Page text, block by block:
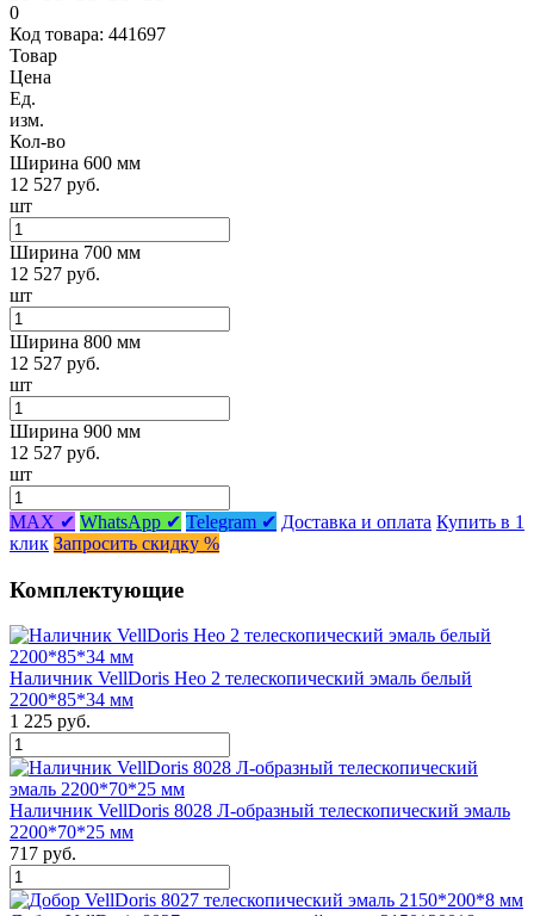
0
Код товара: 441697
Товар
Цена
Ед.
изм.
Кол-во
Ширина 600 мм
12 527 руб.
шт
Ширина 700 мм
12 527 руб.
шт
Ширина 800 мм
12 527 руб.
шт
Ширина 900 мм
12 527 руб.
шт
MAX ✔ WhatsApp ✔ Telegram ✔ Доставка и оплата Купить в 1
клик Запросить скидку %
Комплектующие
Наличник VellDoris Нео 2 телескопический эмаль белый
2200*85*34 мм
1 225 руб.
Наличник VellDoris 8028 Л-образный телескопический эмаль
2200*70*25 мм
717 руб.